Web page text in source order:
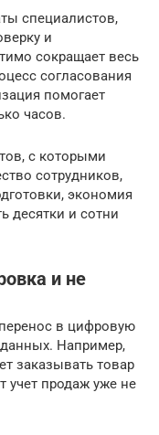
специалистов,
и
сокращает весь
согласования
помогает
часов.
с которыми
сотрудников,
экономия
десятки и сотни
и не
в цифровую
Например,
заказывать товар
учет продаж уже не